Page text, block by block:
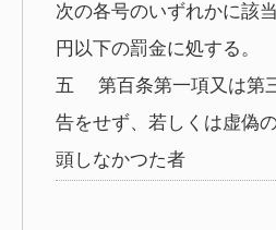
次の各号のいずれかに該
円以下の罰金に処する。
五 第百条第一項又は第
告をせず、若しくは虚偽
頭しなかつた者